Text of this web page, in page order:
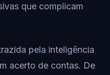
que complicam
pela inteligência
acerto de contas. De